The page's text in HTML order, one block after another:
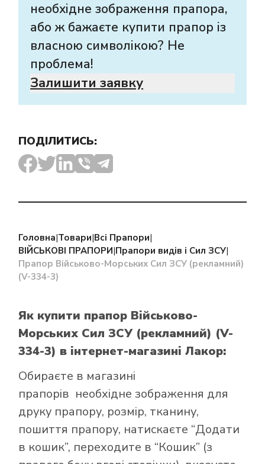
необхідне зображення прапора,
або ж бажаєте купити прапор із
власною символікою? Не
проблема!
Залишити заявку
ПОДІЛИТИСЬ:
Головна|Товари|Всі Прапори|
ВІЙСЬКОВІ ПРАПОРИ|Прапори видів і Сил ЗСУ|
Прапор Військово-Морських Сил ЗСУ (рекламний)
(V-334-3)
Як купити прапор Військово-
Морських Сил ЗСУ (рекламний) (V-
334-3) в інтернет-магазині Лакор:
Обираєте в магазині
прапорів необхідне зображення для
друку прапору, розмір, тканину,
пошиття прапору, натискаєте “Додати
в кошик”, переходите в “Кошик” (з